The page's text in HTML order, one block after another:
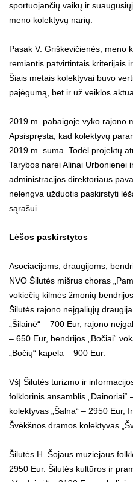
sportuojančių vaikų ir
meno kolektyvų narių.
Pasak V. Griškevičienės, meno
remiantis patvirtintais kriterijais
Šiais metais kolektyvai buvo
pajėgumą, bet ir už veiklos
2019 m. pabaigoje vyko rajono
Apsispręsta, kad kolektyvų
2019 m. suma. Todėl projektų
Tarybos narei Alinai Urbonienei
administracijos direktoriaus
nelengva užduotis paskirstyti
sąrašui.
Lėšos paskirstytos
Asociacijoms, draugijoms,
NVO Šilutės mišrus choras
vokiečių kilmės žmonių
Šilutės rajono neįgaliųjų
„Šilainė“ – 700 Eur, rajono
– 650 Eur, bendrijos „Bočiai“
„Bočių“ kapela – 900 Eur.
VšĮ Šilutės turizmo ir
folklorinis ansamblis „Dainoriai“
kolektyvas „Šalna“ – 2950 Eur,
Švėkšnos dramos kolektyvas
Šilutės H. Šojaus muziejaus
2950 Eur. Šilutės kultūros ir